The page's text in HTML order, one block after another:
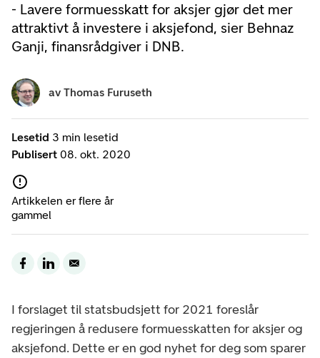
- Lavere formuesskatt for aksjer gjør det mer
attraktivt å investere i aksjefond, sier Behnaz
Ganji, finansrådgiver i DNB.
Lesetid 3 min lesetid
Publisert 08. okt. 2020
Artikkelen er flere år
gammel
av Thomas Furuseth
I forslaget til statsbudsjett for 2021 foreslår
regjeringen å redusere formuesskatten for aksjer og
aksjefond. Dette er en god nyhet for deg som sparer